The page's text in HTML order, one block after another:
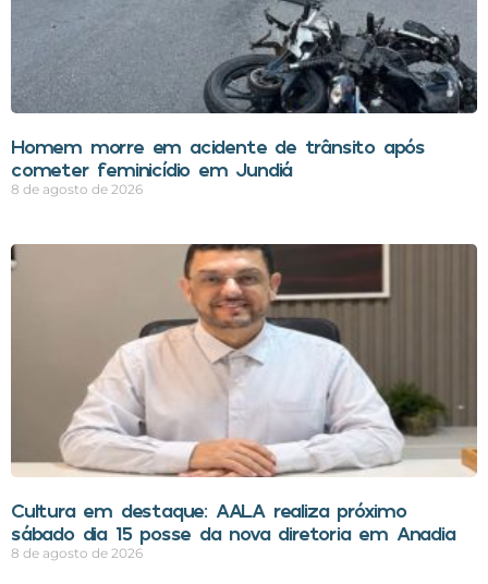
Homem morre em acidente de trânsito após
cometer feminicídio em Jundiá
8 de agosto de 2026
Cultura em destaque: AALA realiza próximo
sábado dia 15 posse da nova diretoria em Anadia
8 de agosto de 2026